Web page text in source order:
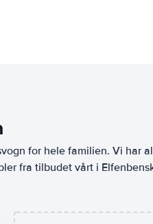
for hele familien. Vi har
fra tilbudet vårt i